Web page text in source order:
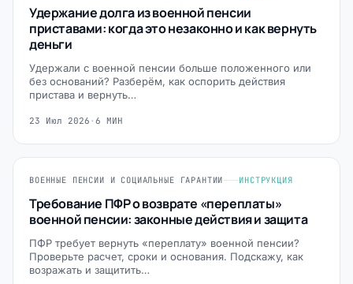
Удержание долга из военной пенсии
приставами: когда это незаконно и как вернуть
деньги
Удержали с военной пенсии больше положенного или
без оснований? Разберём, как оспорить действия
пристава и вернуть…
23 Июл 2026 · 6 МИН
ВОЕННЫЕ ПЕНСИИ И СОЦИАЛЬНЫЕ ГАРАНТИИ ИНСТРУКЦИЯ
Требование ПФР о возврате «переплаты»
военной пенсии: законные действия и защита
ПФР требует вернуть «переплату» военной пенсии?
Проверьте расчет, сроки и основания. Подскажу, как
возражать и защитить…